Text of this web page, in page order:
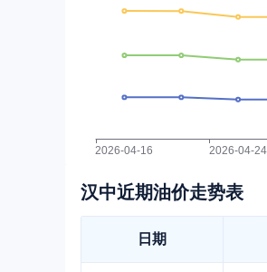
汉中近期油价走势表
日期